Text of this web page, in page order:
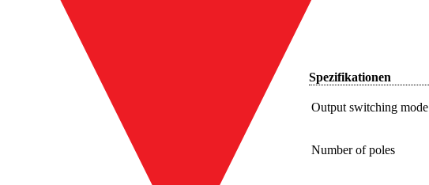
Spezifikationen
Output switching mode
Number of poles